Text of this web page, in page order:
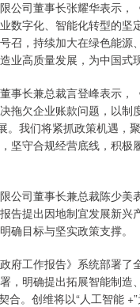
公司董事长张耀华表示，
数字化、智能化转型的坚
召，持续加大在绿色能源
高质量发展，为中国式
事长兼总裁言登峰表示，
拖欠企业账款问题，以制
。我们将紧抓政策机遇，
坚守合规经营底线，积极
公司董事长兼总裁陈少美
告提出因地制宜发展新兴
确目标与坚实政策支撑。
府工作报告》系统部署了
，明确提出拓展智能制造
。创维将以“人工智能